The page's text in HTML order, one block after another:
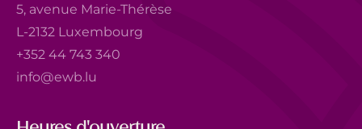
5, avenue Marie-Thérèse
L-2132 Luxembourg
+352 44 743 340
info@ewb.lu